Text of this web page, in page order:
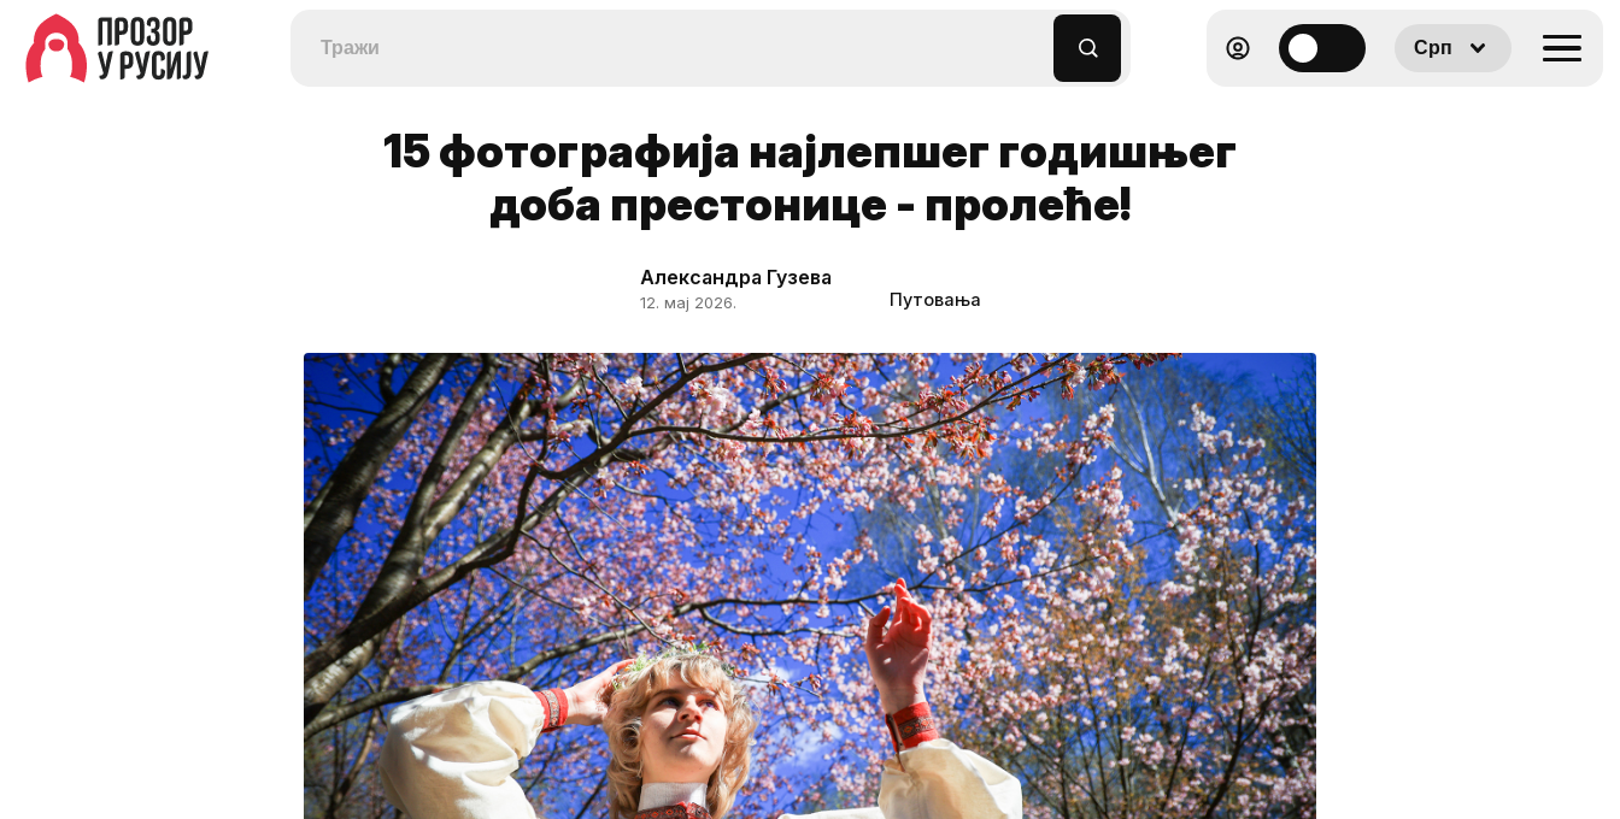
Срп
15 фотографија најлепшег годишњег
доба престонице - пролеће!
Александра Гузева
12. мај 2026. Путовања